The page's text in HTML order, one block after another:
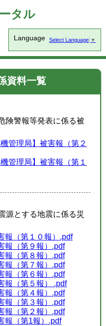
タル
Language Select Language ▼
資料一覧
険警報等発表に係る被
管理局】被害報（第２
管理局】被害報（第１
源とする地震に係る災
報（第１０報）.pdf
報（第９報）.pdf
報（第８報）.pdf
報（第７報）.pdf
報（第６報）.pdf
報（第５報） .pdf
報（第４報）.pdf
報（第３報）.pdf
報（第２報）.pdf
報（第1報）.pdf